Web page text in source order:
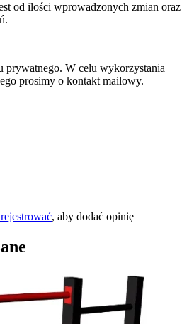
od ilości wprowadzonych zmian oraz
prywatnego. W celu wykorzystania
prosimy o kontakt mailowy.
, aby dodać opinię